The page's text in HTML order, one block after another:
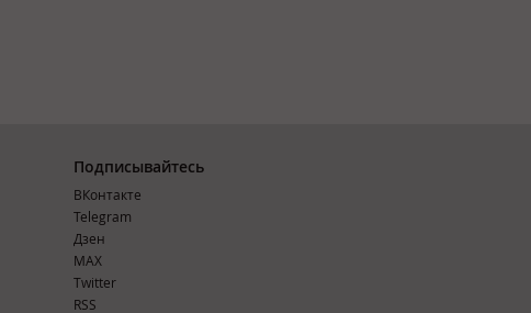
Подписывайтесь
ВКонтакте
Telegram
Дзен
MAX
Тwitter
RSS